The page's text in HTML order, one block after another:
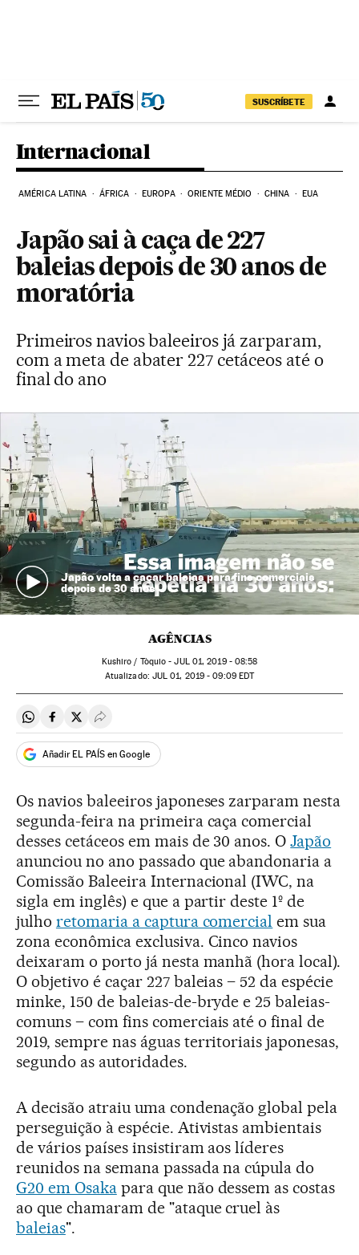
SUSCRÍBETE
Internacional
AMÉRICA LATINA ÁFRICA EUROPA ORIENTE MÉDIO CHINA EUA
Japão sai à caça de 227
baleias depois de 30 anos de
moratória
Primeiros navios baleeiros já zarparam,
com a meta de abater 227 cetáceos até o
final do ano
Japão volta a caçar baleias para fins comerciais
depois de 30 anos
AGÊNCIAS
Kushiro / Tòquio -JUL01, 2019 - 08:58
atualizado: JUL 01, 2019 - 09:09EDT
Compartir en Whatsapp
Compartir en Facebook
Compartir en Twitter
Desplegar Redes Sociales
Añadir EL PAÍS en Google
Os navios baleeiros japoneses zarparam nesta
segunda-feira na primeira caça comercial
desses cetáceos em mais de 30 anos. OJapão
anunciou no ano passado que abandonaria a
Comissão Baleeira Internacional (IWC, na
sigla em inglês) e que a partir deste 1º de
julho retomaria a captura comercial em sua
zona econômica exclusiva. Cinco navios
deixaram o porto já nesta manhã (hora local).
O objetivo é caçar 227 baleias – 52 da espécie
minke, 150 de baleias-de-bryde e 25 baleias-
comuns – com fins comerciais até o final de
2019, sempre nas águas territoriais japonesas,
segundo as autoridades.
A decisão atraiu uma condenação global pela
perseguição à espécie. Ativistas ambientais
de vários países insistiram aos líderes
reunidos na semana passada na cúpula do
G20 em Osakapara que não dessem as costas
ao que chamaram de "ataque cruel às
baleias".